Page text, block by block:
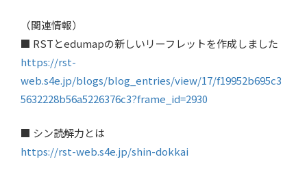
（関連情報）
■ RSTとedumapの新しいリーフレットを作成しました
https://rst-
web.s4e.jp/blogs/blog_entries/view/17/f19952b695c3
5632228b56a5226376c3?frame_id=2930
■ シン読解力とは
https://rst-web.s4e.jp/shin-dokkai